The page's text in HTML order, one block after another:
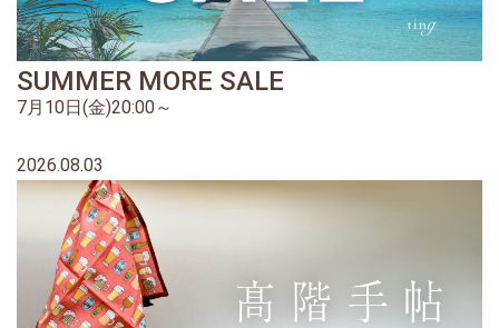
SUMMER MORE SALE
7月10日(金)20:00～
2026.08.03